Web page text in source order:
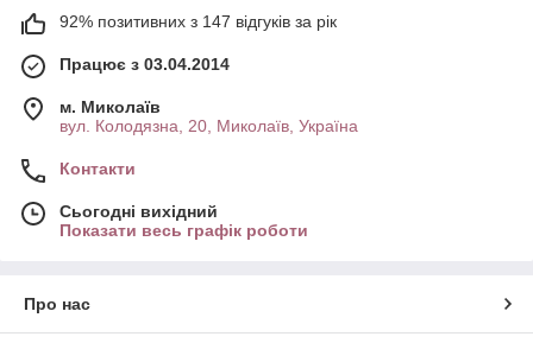
92% позитивних з 147 відгуків за рік
Працює з 03.04.2014
м. Миколаїв
вул. Колодязна, 20, Миколаїв, Україна
Контакти
Сьогодні вихідний
Показати весь графік роботи
Про нас